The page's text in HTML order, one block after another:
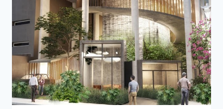
RUA
DEZENOVE
DE
FEVEREIRO